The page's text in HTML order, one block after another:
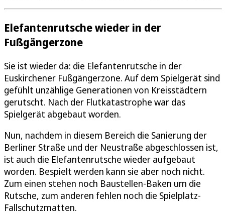
Elefantenrutsche wieder in der
Fußgängerzone
Sie ist wieder da: die Elefantenrutsche in der
Euskirchener Fußgängerzone. Auf dem Spielgerät sind
gefühlt unzählige Generationen von Kreisstädtern
gerutscht. Nach der Flutkatastrophe war das
Spielgerät abgebaut worden.
Nun, nachdem in diesem Bereich die Sanierung der
Berliner Straße und der Neustraße abgeschlossen ist,
ist auch die Elefantenrutsche wieder aufgebaut
worden. Bespielt werden kann sie aber noch nicht.
Zum einen stehen noch Baustellen-Baken um die
Rutsche, zum anderen fehlen noch die Spielplatz-
Fallschutzmatten.